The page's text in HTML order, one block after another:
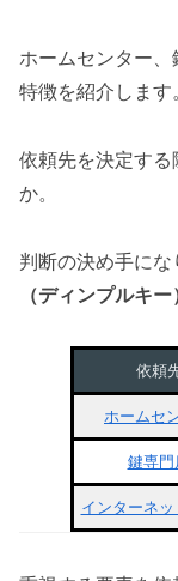
ホームセンター
特徴を紹介します。
依頼先を決定する
か。
判断の決め手にな
（ディンプルキ
依頼
ホームセ
鍵専門
インターネ